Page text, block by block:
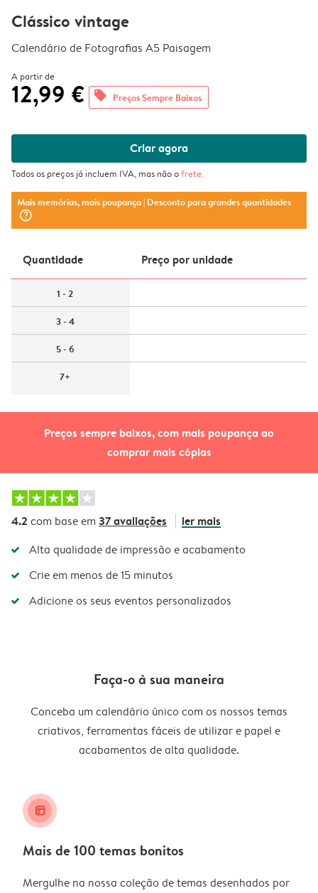
Preços sempre baixos, com mais poupança ao
comprar mais cópias
Clássico vintage
Calendário de Fotografias A5 Paisagem
A partir de
12,99 € offers Preços Sempre Baixos
Criar agora
Todos os preços já incluem IVA, mas não ofrete.
Mais memórias, mais poupança| Desconto para grandes quantidades
question_mark_circle
Quantidade Preço por unidade
1 - 2
3 - 4
5 - 6
7+
4.2 com base em 37 avaliações ler mais
Alta qualidade de impressão e acabamento
Crie em menos de 15 minutos
Adicione os seus eventos personalizados
Faça-o à sua maneira
Conceba um calendário único com os nossos temas
criativos, ferramentas fáceis de utilizar e papel e
acabamentos de alta qualidade.
layout_alt
Mais de 100 temas bonitos
Mergulhe na nossa coleção de temas desenhados por